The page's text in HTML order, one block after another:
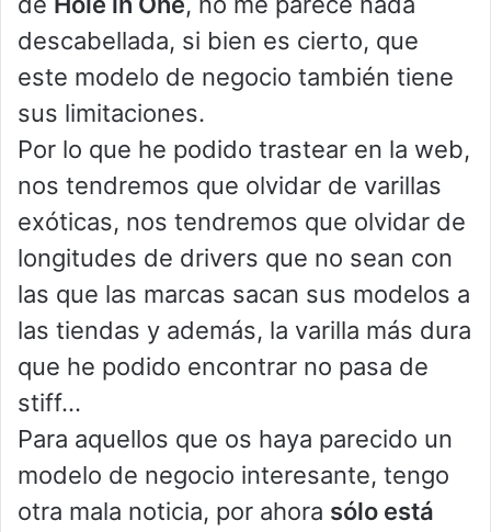
descabellada, si bien es cierto, que
este modelo de negocio también tiene
sus limitaciones.
Por lo que he podido trastear en la web,
nos tendremos que olvidar de varillas
exóticas, nos tendremos que olvidar de
longitudes de drivers que no sean con
las que las marcas sacan sus modelos a
las tiendas y además, la varilla más dura
que he podido encontrar no pasa de
stiff…
Para aquellos que os haya parecido un
modelo de negocio interesante, tengo
otra mala noticia, por ahora sólo está